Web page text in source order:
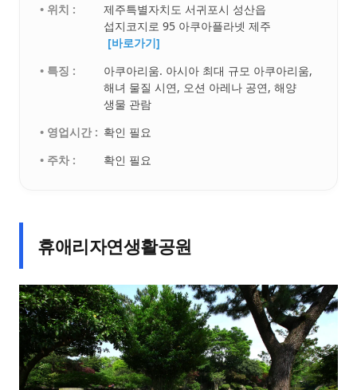
• 위치 :
제주특별자치도 서귀포시 성산읍
섭지코지로 95 아쿠아플라넷 제주
[바로가기]
• 특징 :
아쿠아리움. 아시아 최대 규모 아쿠아리움,
해녀 물질 시연, 오션 아레나 공연, 해양
생물 관람
• 영업시간 : 확인 필요
• 주차 :
확인 필요
휴애리자연생활공원